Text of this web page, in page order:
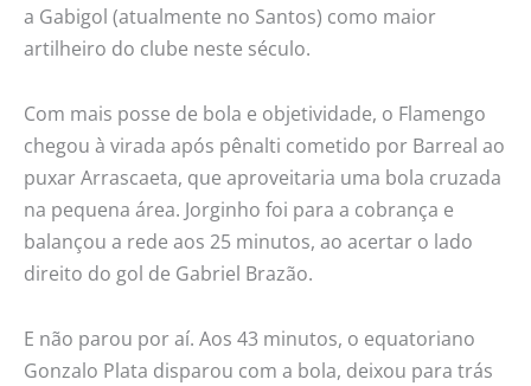
a Gabigol (atualmente no Santos) como maior
artilheiro do clube neste século.
Com mais posse de bola e objetividade, o Flamengo
chegou à virada após pênalti cometido por Barreal ao
puxar Arrascaeta, que aproveitaria uma bola cruzada
na pequena área. Jorginho foi para a cobrança e
balançou a rede aos 25 minutos, ao acertar o lado
direito do gol de Gabriel Brazão.
E não parou por aí. Aos 43 minutos, o equatoriano
Gonzalo Plata disparou com a bola, deixou para trás